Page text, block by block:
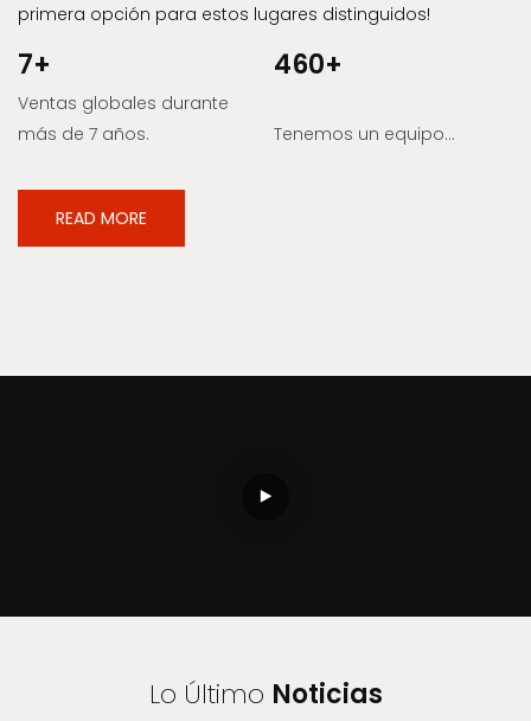
primera opción para estos lugares distinguidos!
7+
Ventas globales durante
más de 7 años.
460+
Tenemos un equipo
READ MORE
Lo Último Noticias